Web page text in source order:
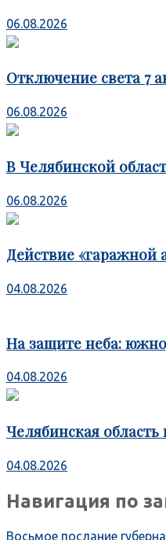
06.08.2026
Отключение света 7
06.08.2026
В Челябинской
06.08.2026
Действие «гаражной
04.08.2026
На защите неба:
04.08.2026
Челябинская
04.08.2026
Навигация по
Восьмое послание